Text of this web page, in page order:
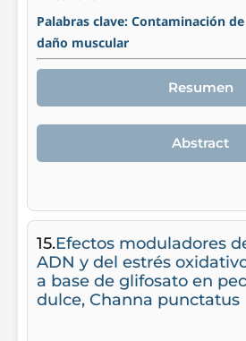
Palabras clave: Contaminación
daño muscular
Resumen
Abstract
15.Efectos moduladores
ADN y del estrés
a base de glifosato en
dulce, Channa punctatus